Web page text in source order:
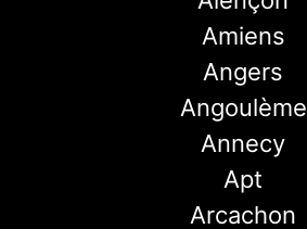
Amiens
Angers
Angoulème
Annecy
Apt
Arcachon